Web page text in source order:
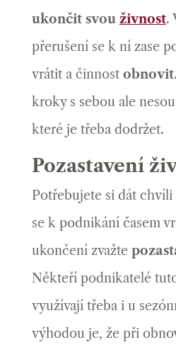
ukončit svou živnost.
přerušení se k ní zase
vrátit a činnost obnovit
kroky s sebou ale
které je třeba dodržet.
Pozastavení
Potřebujete si dát chvíli
se k podnikání časem
ukončení zvažte
Někteří podnikatelé
využívají třeba i u
výhodou je, že při